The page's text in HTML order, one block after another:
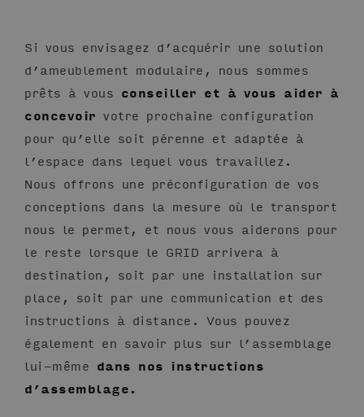
Si vous envisagez d’acquérir une solution
d’ameublement modulaire, nous sommes
prêts à vous conseiller et à vous aider à
concevoir votre prochaine configuration
pour qu’elle soit pérenne et adaptée à
l’espace dans lequel vous travaillez.
Nous offrons une préconfiguration de vos
conceptions dans la mesure où le transport
nous le permet, et nous vous aiderons pour
le reste lorsque le GRID arrivera à
destination, soit par une installation sur
place, soit par une communication et des
instructions à distance. Vous pouvez
également en savoir plus sur l’assemblage
lui-même dans nos instructions
d’assemblage.